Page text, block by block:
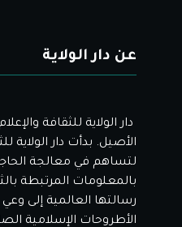
عن دار الولاية
دار الولاية للثقافة
لتساهم في معالجة
بالمعلومات المرتبطة
رسالتها العالمية إلى
الأطروحات الإسلامية